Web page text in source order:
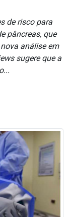
de risco para
pâncreas, que
análise em
sugere que a